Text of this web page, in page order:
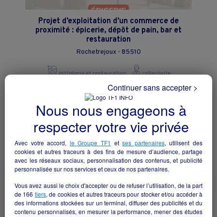
Projet d’exploitation d’un commerce de
proximité : épicerie, dépôt de pain, bar et
restauration
Rochetrejoux - 85510
Hôtellerie et restauration collectivite
Nous nous engageons à
respecter votre vie privée
Avec votre accord, le Groupe TF1 etses partenaires, utilisent des
cookies et autres traceurs à des fins de mesure d’audience, partage
avec les réseaux sociaux, personnalisation des contenus, et publicité
personnalisée sur nos services et ceux de nos partenaires.
Vous avez aussi le choix d'accepter ou de refuser l’utilisation, de la part
de 166 tiers, de cookies et autres traceurs pour stocker et/ou accéder à
des informations stockées sur un terminal, diffuser des publicités et du
contenu personnalisés, en mesurer la performance, mener des études
Continuer sans accepter >